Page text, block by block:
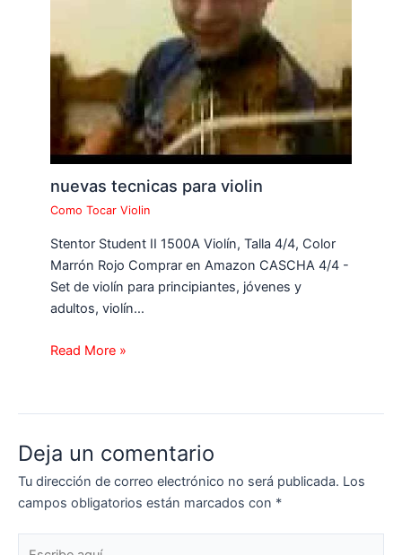
nuevas tecnicas para violin
Como Tocar Violin
Stentor Student II 1500A Violín, Talla 4/4, Color
Marrón Rojo Comprar en Amazon CASCHA 4/4 -
Set de violín para principiantes, jóvenes y
adultos, violín…
Read More »
Deja un comentario
Tu dirección de correo electrónico no será publicada. Los
campos obligatorios están marcados con *